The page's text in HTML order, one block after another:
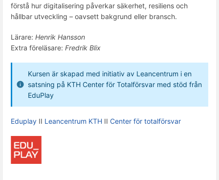
förstå hur digitalisering påverkar säkerhet, resiliens och
hållbar utveckling – oavsett bakgrund eller bransch.
Lärare: Henrik Hansson
Extra föreläsare: Fredrik Blix
Kursen är skapad med initiativ av Leancentrum i en
satsning på KTH Center för Totalförsvar med stöd från
EduPlay
Eduplay II Leancentrum KTH II Center för totalförsvar